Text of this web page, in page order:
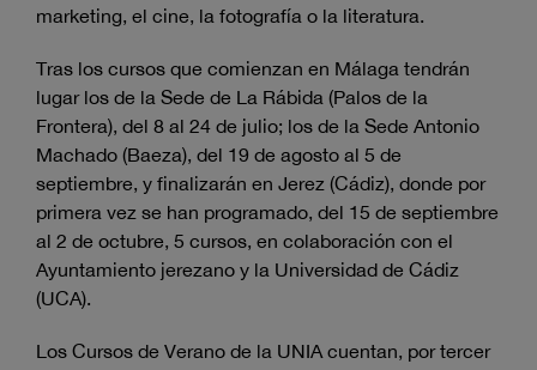
marketing, el cine, la fotografía o la literatura.
Tras los cursos que comienzan en Málaga tendrán
lugar los de la Sede de La Rábida (Palos de la
Frontera), del 8 al 24 de julio; los de la Sede Antonio
Machado (Baeza), del 19 de agosto al 5 de
septiembre, y finalizarán en Jerez (Cádiz), donde por
primera vez se han programado, del 15 de septiembre
al 2 de octubre, 5 cursos, en colaboración con el
Ayuntamiento jerezano y la Universidad de Cádiz
(UCA).
Los Cursos de Verano de la UNIA cuentan, por tercer